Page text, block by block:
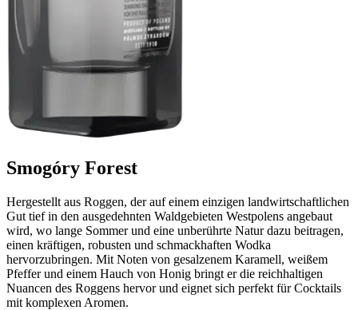
Smogóry Forest
Hergestellt aus Roggen, der auf einem einzigen landwirtschaftlichen
Gut tief in den ausgedehnten Waldgebieten Westpolens angebaut
wird, wo lange Sommer und eine unberührte Natur dazu beitragen,
einen kräftigen, robusten und schmackhaften Wodka
hervorzubringen. Mit Noten von gesalzenem Karamell, weißem
Pfeffer und einem Hauch von Honig bringt er die reichhaltigen
Nuancen des Roggens hervor und eignet sich perfekt für Cocktails
mit komplexen Aromen.